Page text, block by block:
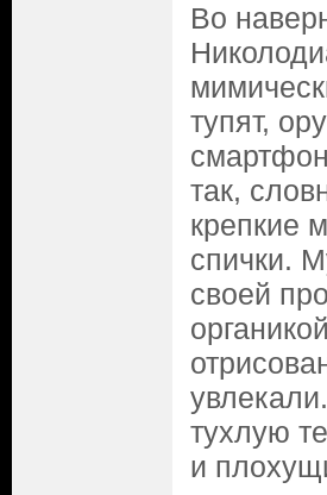
Во
тупят,
так,
крепкие
спички.
своей
тухлую
и